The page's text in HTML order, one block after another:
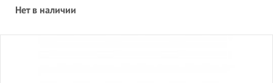
Нет в наличии